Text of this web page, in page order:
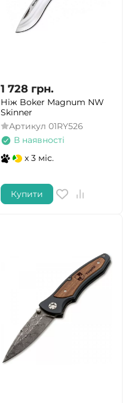
1 728 грн.
Ніж Boker Magnum NW
Skinner
Артикул 01RY526
В наявності
x 3 міс.
Купити